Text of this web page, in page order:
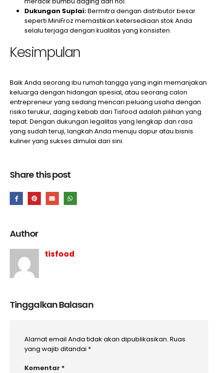
Dukungan Suplai:Bermitra dengan distributor besar
seperti MiniFroz memastikan ketersediaan stok Anda
selalu terjaga dengan kualitas yang konsisten.
Kesimpulan
Baik Anda seorang ibu rumah tangga yang ingin memanjakan
keluarga dengan hidangan spesial, atau seorang calon
entrepreneur yang sedang mencari peluang usaha dengan
risiko terukur, daging kebab dari Tisfood adalah pilihan yang
tepat. Dengan dukungan legalitas yang lengkap dan rasa
yang sudah teruji, langkah Anda menuju dapur atau bisnis
kuliner yang sukses dimulai dari sini.
Share this post
Author
tisfood
Tinggalkan Balasan
Alamat email Anda tidak akan dipublikasikan. Ruas
yang wajib ditandai *
Komentar *